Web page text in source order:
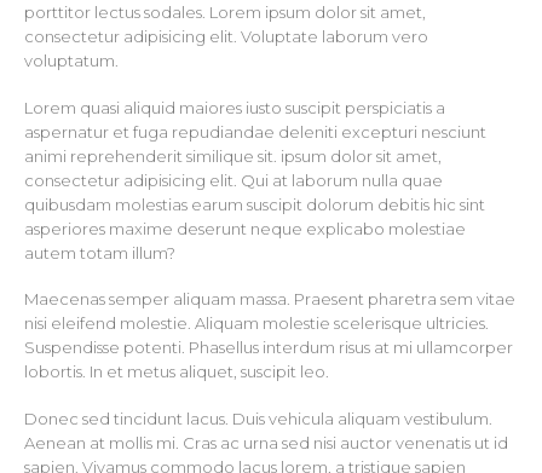
porttitor lectus sodales. Lorem ipsum dolor sit amet,
consectetur adipisicing elit. Voluptate laborum vero
voluptatum.
Lorem quasi aliquid maiores iusto suscipit perspiciatis a
aspernatur et fuga repudiandae deleniti excepturi nesciunt
animi reprehenderit similique sit. ipsum dolor sit amet,
consectetur adipisicing elit. Qui at laborum nulla quae
quibusdam molestias earum suscipit dolorum debitis hic sint
asperiores maxime deserunt neque explicabo molestiae
autem totam illum?
Maecenas semper aliquam massa. Praesent pharetra sem vitae
nisi eleifend molestie. Aliquam molestie scelerisque ultricies.
Suspendisse potenti. Phasellus interdum risus at mi ullamcorper
lobortis. In et metus aliquet, suscipit leo.
Donec sed tincidunt lacus. Duis vehicula aliquam vestibulum.
Aenean at mollis mi. Cras ac urna sed nisi auctor venenatis ut id
sapien. Vivamus commodo lacus lorem, a tristique sapien